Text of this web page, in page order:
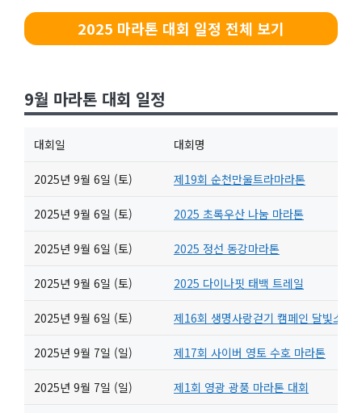
2025 마라톤 대회 일정 전체 보기
9월 마라톤 대회 일정
대회일 대회명
2025년 9월 6일 (토) 제19회 순천만울트라마라톤
2025년 9월 6일 (토) 2025 초록우산 나눔 마라톤
2025년 9월 6일 (토) 2025 정선 동강마라톤
2025년 9월 6일 (토) 2025 다이나핏 태백 트레일
2025년 9월 6일 (토) 제16회 생명사랑걷기 캠페인 달빛소나
2025년 9월 7일 (일) 제17회 사이버 영토 수호 마라톤
2025년 9월 7일 (일) 제1회 영광 광풍 마라톤 대회